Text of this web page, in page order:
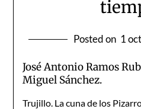
Posted on 1
José Antonio Ramos
Miguel Sánchez.
Trujillo. La cuna de los